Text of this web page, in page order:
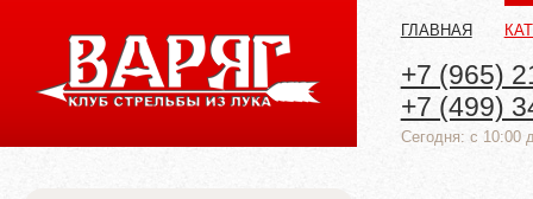
ГЛАВНАЯ
+7 (965)
+7 (499)
Cегодня: с 10:00